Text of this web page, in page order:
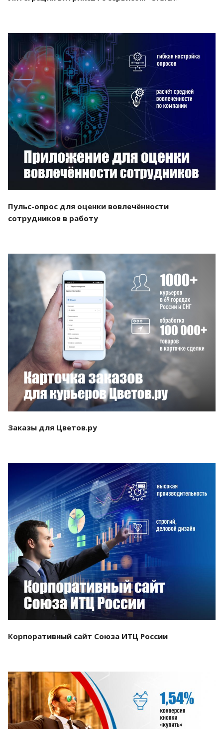
Смотреть проект
Пульс-опрос для оценки вовлечённости
сотрудников в работу
Смотреть проект
Заказы для Цветов.ру
Смотреть проект
Корпоративный сайт Союза ИТЦ России